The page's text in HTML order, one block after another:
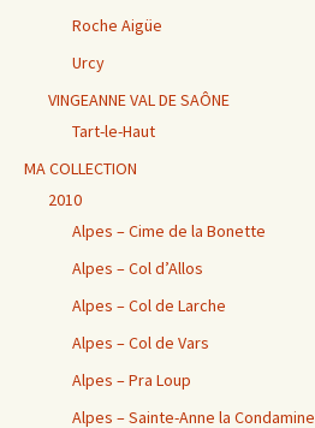
Roche Aigüe
Urcy
VINGEANNE VAL DE SAÔNE
Tart-le-Haut
MA COLLECTION
2010
Alpes – Cime de la Bonette
Alpes – Col d’Allos
Alpes – Col de Larche
Alpes – Col de Vars
Alpes – Pra Loup
Alpes – Sainte-Anne la Condamine